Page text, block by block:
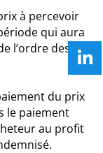
à percevoir
qui aura
l’ordre des
du prix
le paiement
au profit